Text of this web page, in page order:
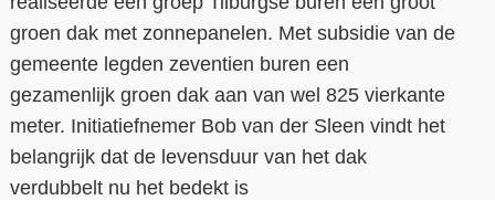
groen dak met zonnepanelen. Met subsidie van de
gemeente legden zeventien buren een
gezamenlijk groen dak aan van wel 825 vierkante
meter. Initiatiefnemer Bob van der Sleen vindt het
belangrijk dat de levensduur van het dak
verdubbelt nu het bedekt is